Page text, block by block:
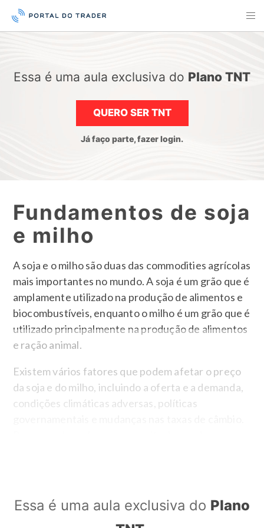
Essa é uma aula exclusiva do Plano TNT
QUERO SER TNT
Já faço parte, fazer login.
Fundamentos de soja
e milho
A soja e o milho são duas das commodities agrícolas
mais importantes no mundo. A soja é um grão que é
amplamente utilizado na produção de alimentos e
biocombustíveis, enquanto o milho é um grão que é
utilizado principalmente na produção de alimentos
e ração animal.
Existem vários fatores que podem afetar o preço
da soja e do milho, incluindo a oferta e a demanda,
condições climáticas adversas, políticas
preço do milho.
Os investidores podem negociar soja e milho
Essa é uma aula exclusiva do Plano